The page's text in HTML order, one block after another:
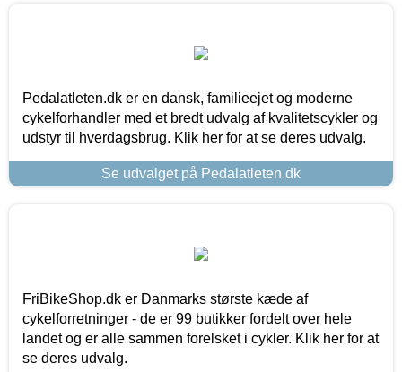
Pedalatleten.dk er en dansk, familieejet og moderne
cykelforhandler med et bredt udvalg af kvalitetscykler og
udstyr til hverdagsbrug. Klik her for at se deres udvalg.
Se udvalget på Pedalatleten.dk
FriBikeShop.dk er Danmarks største kæde af
cykelforretninger - de er 99 butikker fordelt over hele
landet og er alle sammen forelsket i cykler. Klik her for at
se deres udvalg.